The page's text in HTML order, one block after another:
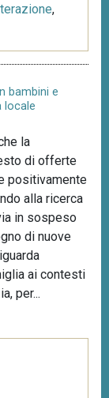
,
bambini e
locale
la
di offerte
positivamente
alla ricerca
in sospeso
di nuove
ai contesti
per...